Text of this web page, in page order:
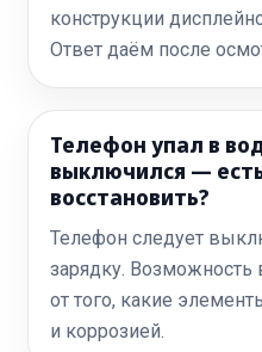
конструкции
Ответ даём после
Телефон упал в
выключился —
восстановить?
Телефон следует
зарядку. Возможность
от того, какие
и коррозией.